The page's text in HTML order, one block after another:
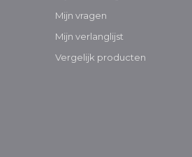
Mijn vragen
Mijn verlanglijst
Vergelijk producten